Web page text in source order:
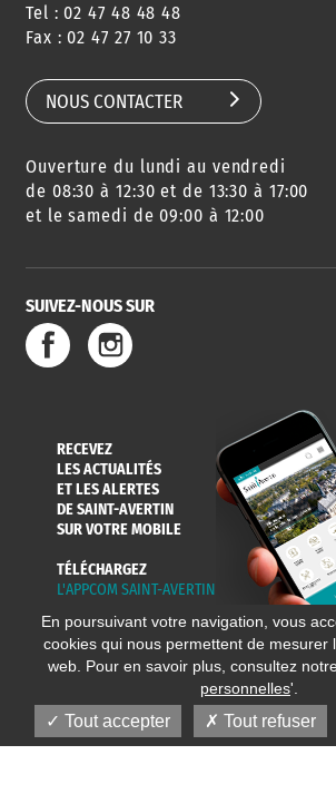
Tel : 02 47 48 48 48
Fax : 02 47 27 10 33
NOUS CONTACTER
Ouverture du lundi au vendredi
de 08:30 à 12:30 et de 13:30 à 17:00
et le samedi de 09:00 à 12:00
SUIVEZ-NOUS SUR
RECEVEZ
LES ACTUALITÉS
ET LES ALERTES
DE SAINT-AVERTIN
SUR VOTRE MOBILE
TÉLÉCHARGEZ
L'APPCOM SAINT-AVERTIN
En poursuivant votre navigation, vous
cookies qui nous permettent de mesurer
web. Pour en savoir plus, consultez
personnelles'.
Tout accepter Tout refuser